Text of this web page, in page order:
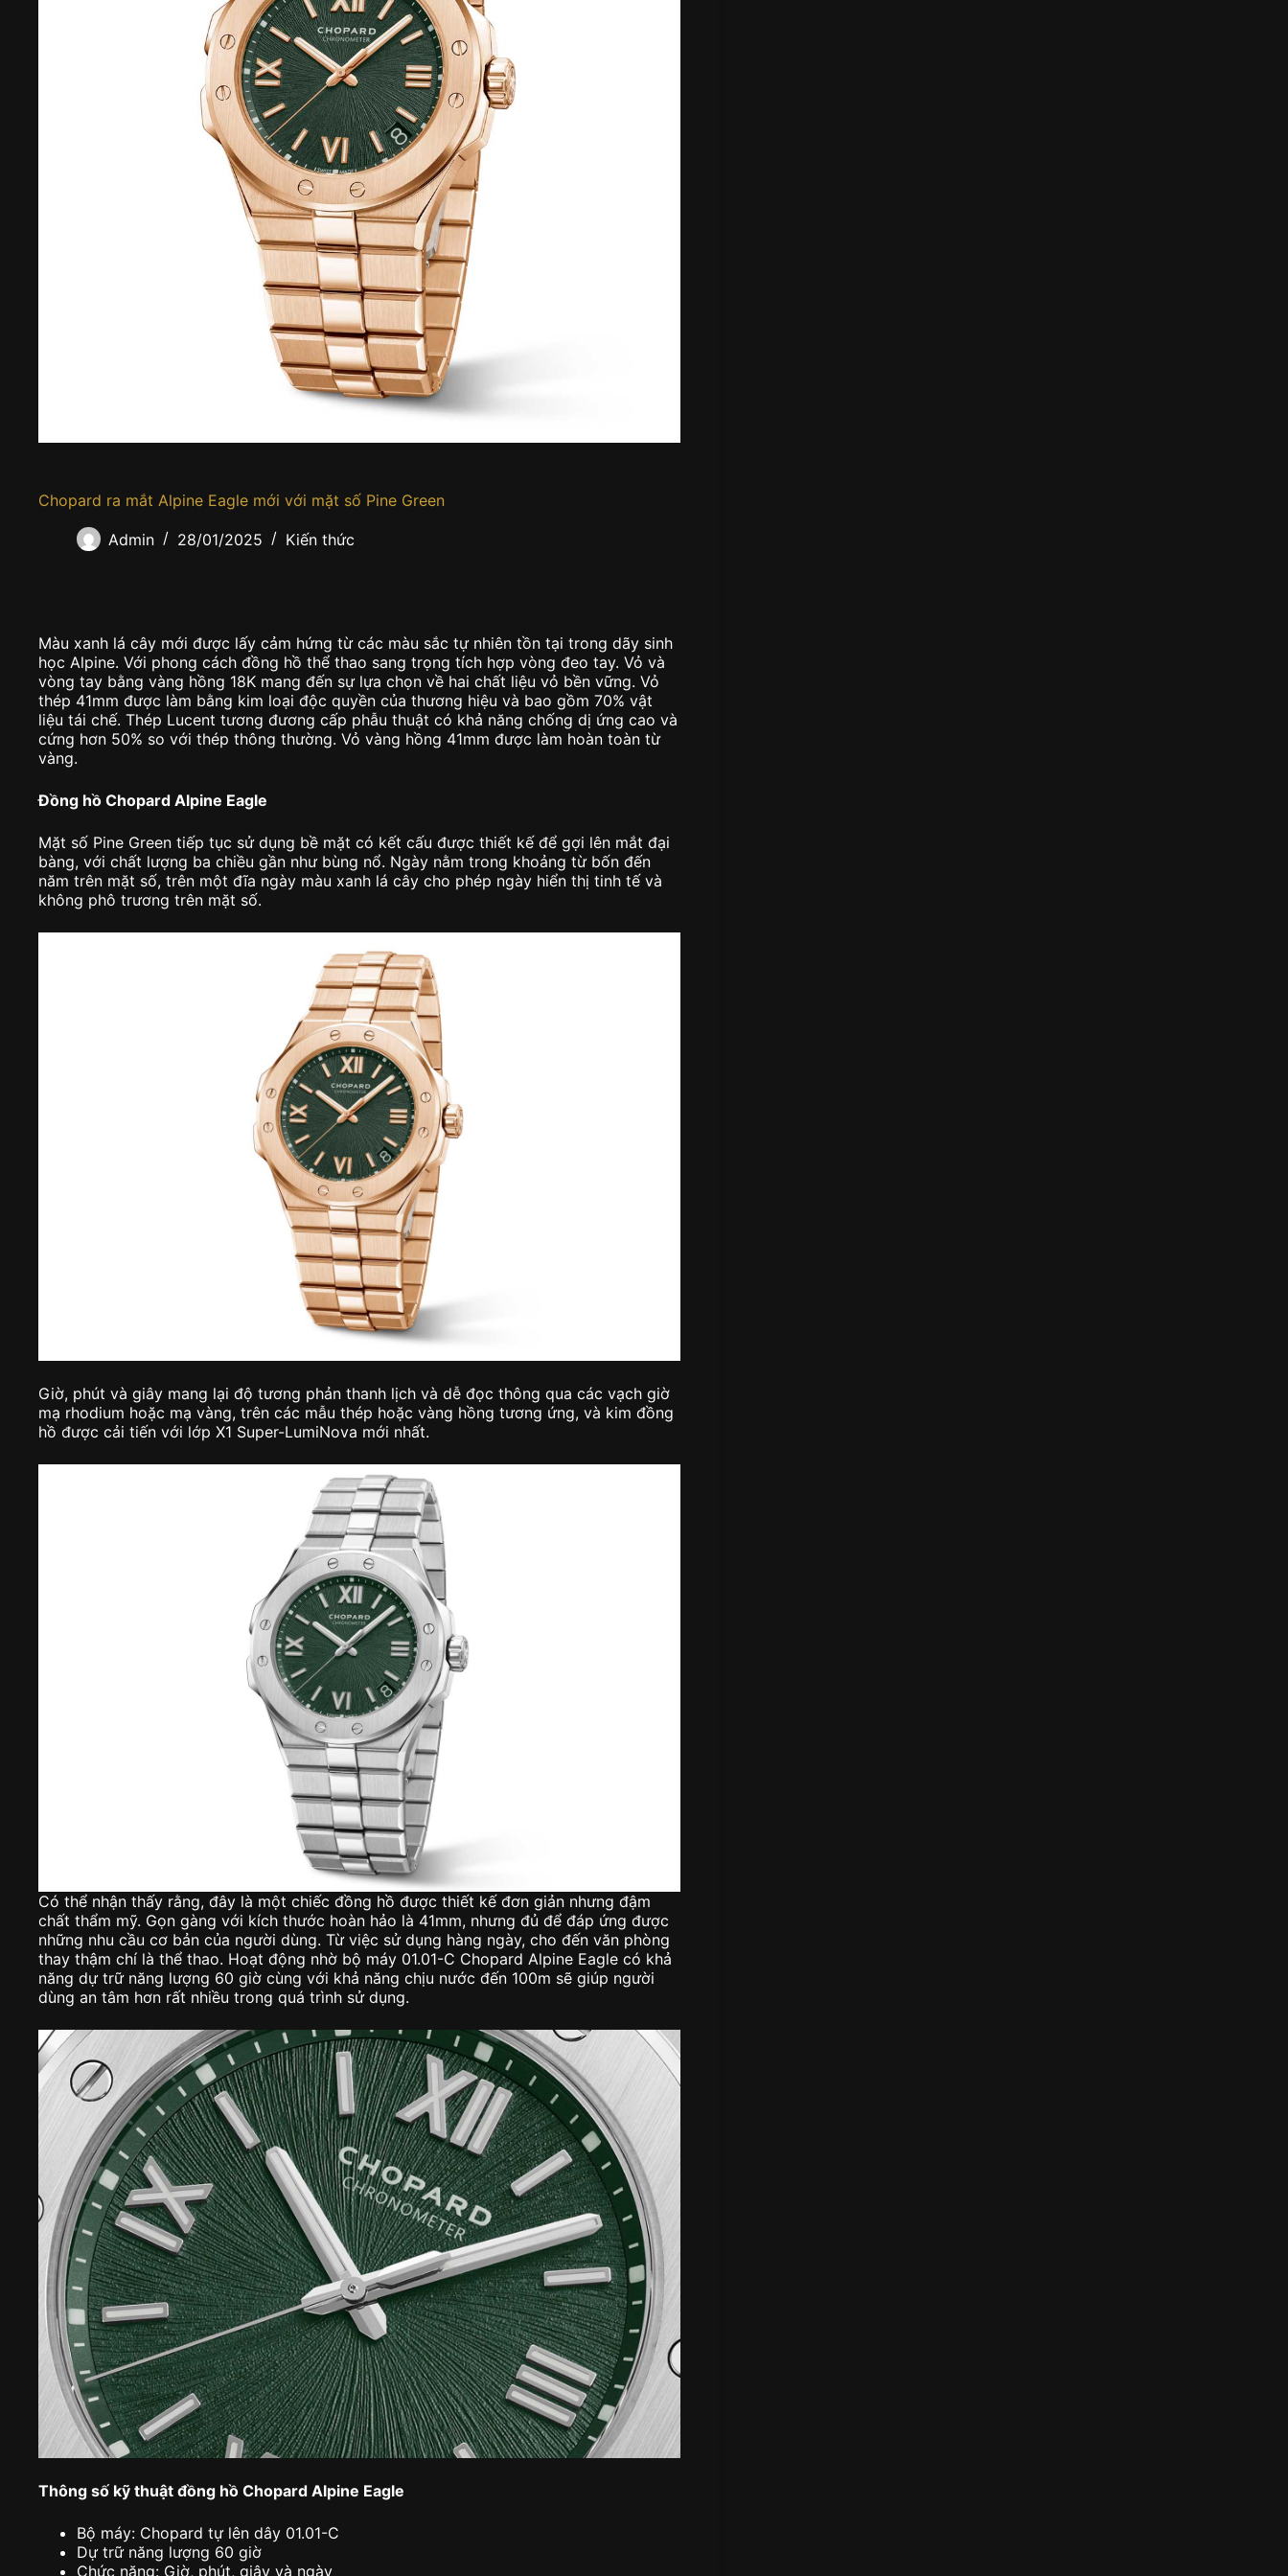
Chopard ra mắt Alpine Eagle mới với mặt số Pine Green
Admin 28/01/2025 Kiến thức
Màu xanh lá cây mới được lấy cảm hứng từ các màu sắc tự nhiên tồn tại trong dãy sinh
học Alpine. Với phong cách đồng hồ thể thao sang trọng tích hợp vòng đeo tay. Vỏ và
vòng tay bằng vàng hồng 18K mang đến sự lựa chọn về hai chất liệu vỏ bền vững. Vỏ
thép 41mm được làm bằng kim loại độc quyền của thương hiệu và bao gồm 70% vật
liệu tái chế. Thép Lucent tương đương cấp phẫu thuật có khả năng chống dị ứng cao và
cứng hơn 50% so với thép thông thường. Vỏ vàng hồng 41mm được làm hoàn toàn từ
vàng.
Đồng hồ Chopard Alpine Eagle
Mặt số Pine Green tiếp tục sử dụng bề mặt có kết cấu được thiết kế để gợi lên mắt đại
bàng, với chất lượng ba chiều gần như bùng nổ. Ngày nằm trong khoảng từ bốn đến
năm trên mặt số, trên một đĩa ngày màu xanh lá cây cho phép ngày hiển thị tinh tế và
không phô trương trên mặt số.
Giờ, phút và giây mang lại độ tương phản thanh lịch và dễ đọc thông qua các vạch giờ
mạ rhodium hoặc mạ vàng, trên các mẫu thép hoặc vàng hồng tương ứng, và kim đồng
hồ được cải tiến với lớp X1 Super-LumiNova mới nhất.
Có thể nhận thấy rằng, đây là một chiếc đồng hồ được thiết kế đơn giản nhưng đậm
chất thẩm mỹ. Gọn gàng với kích thước hoàn hảo là 41mm, nhưng đủ để đáp ứng được
những nhu cầu cơ bản của người dùng. Từ việc sử dụng hàng ngày, cho đến văn phòng
thay thậm chí là thể thao. Hoạt động nhờ bộ máy 01.01-C Chopard Alpine Eagle có khả
năng dự trữ năng lượng 60 giờ cùng với khả năng chịu nước đến 100m sẽ giúp người
dùng an tâm hơn rất nhiều trong quá trình sử dụng.
Thông số kỹ thuật đồng hồ Chopard Alpine Eagle
Bộ máy: Chopard tự lên dây 01.01-C
Dự trữ năng lượng 60 giờ
Chức năng: Giờ, phút, giây và ngày